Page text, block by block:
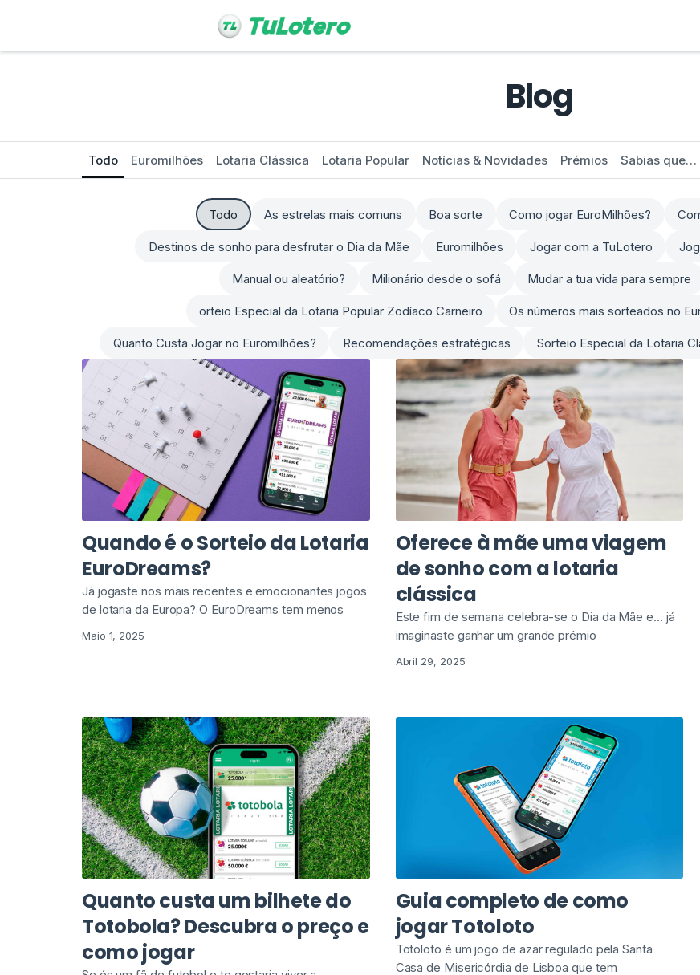
Blog
Euromilhões Lotaria Clássica Lotaria Popular Notícias & Novidades Prémios Sabias que…
Todo
As estrelas mais comuns Boa sorte Como jogar EuroMilhões?
Destinos de sonho para desfrutar o Dia da Mãe Euromilhões Jogar com a TuLotero
Manual ou aleatório? Milionário desde o sofá Mudar a tua vida para sempre
orteio Especial da Lotaria Popular Zodíaco Carneiro Os números mais sorteados no
Quanto Custa Jogar no Euromilhões? Recomendações estratégicas Sorteio Especial da Lotaria
Todo
Quando é o Sorteio da Lotaria
EuroDreams?
Já jogaste nos mais recentes e emocionantes jogos
de lotaria da Europa? O EuroDreams tem menos
Maio 1, 2025
Oferece à mãe uma viagem
de sonho com a lotaria
clássica
Este fim de semana celebra-se o Dia da Mãe e… já
imaginaste ganhar um grande prémio
Abril 29, 2025
Quanto custa um bilhete do
Totobola? Descubra o preço e
como jogar
Guia completo de como
jogar Totoloto
Totoloto é um jogo de azar regulado pela Santa
Casa de Misericórdia de Lisboa que tem